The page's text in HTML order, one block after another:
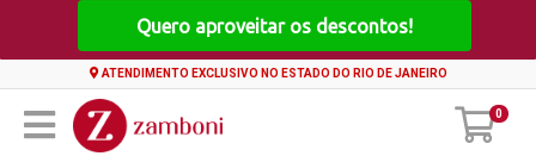
Quero aproveitar os descontos!
ATENDIMENTO EXCLUSIVO NO ESTADO DO RIO DE JANEIRO
0